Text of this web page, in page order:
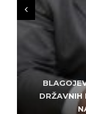
DRŽAVNIH
ZLATKO
KRIMINALA,